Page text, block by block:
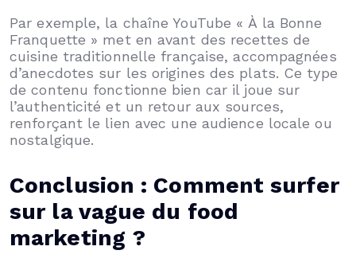
Par exemple, la chaîne YouTube « À la Bonne
Franquette » met en avant des recettes de
cuisine traditionnelle française, accompagnées
d’anecdotes sur les origines des plats. Ce type
de contenu fonctionne bien car il joue sur
l’authenticité et un retour aux sources,
renforçant le lien avec une audience locale ou
nostalgique.
Conclusion : Comment surfer
sur la vague du food
marketing ?